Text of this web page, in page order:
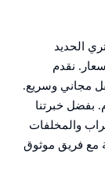
الحديد
نقدم
مجاني وسريع.
بفضل خبرتنا
والمخلفات
مع فريق موثوق